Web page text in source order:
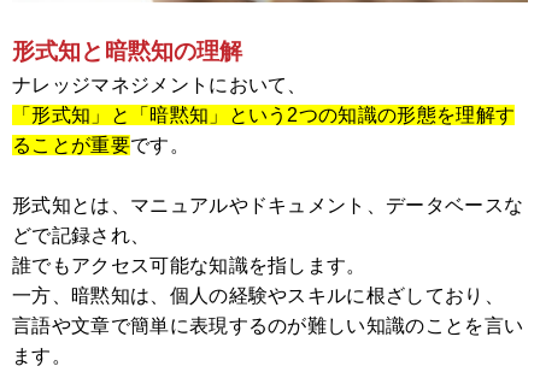
形式知と暗黙知の理解
ナレッジマネジメントにおいて、
「形式知」と「暗黙知」という2つの知識の形態を理解す
ることが重要です。
形式知とは、マニュアルやドキュメント、データベースな
どで記録され、
誰でもアクセス可能な知識を指します。
一方、暗黙知は、個人の経験やスキルに根ざしており、
言語や文章で簡単に表現するのが難しい知識のことを言い
ます。